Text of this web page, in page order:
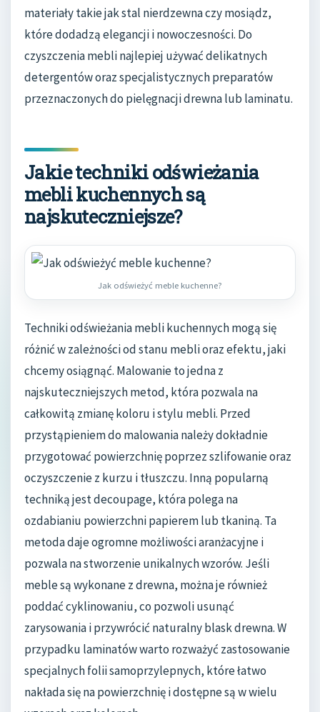
materiały takie jak stal nierdzewna czy mosiądz,
które dodadzą elegancji i nowoczesności. Do
czyszczenia mebli najlepiej używać delikatnych
detergentów oraz specjalistycznych preparatów
przeznaczonych do pielęgnacji drewna lub laminatu.
Jakie techniki odświeżania
mebli kuchennych są
najskuteczniejsze?
Jak odświeżyć meble kuchenne?
Techniki odświeżania mebli kuchennych mogą się
różnić w zależności od stanu mebli oraz efektu, jaki
chcemy osiągnąć. Malowanie to jedna z
najskuteczniejszych metod, która pozwala na
całkowitą zmianę koloru i stylu mebli. Przed
przystąpieniem do malowania należy dokładnie
przygotować powierzchnię poprzez szlifowanie oraz
oczyszczenie z kurzu i tłuszczu. Inną popularną
techniką jest decoupage, która polega na
ozdabianiu powierzchni papierem lub tkaniną. Ta
metoda daje ogromne możliwości aranżacyjne i
pozwala na stworzenie unikalnych wzorów. Jeśli
meble są wykonane z drewna, można je również
poddać cyklinowaniu, co pozwoli usunąć
zarysowania i przywrócić naturalny blask drewna. W
przypadku laminatów warto rozważyć zastosowanie
specjalnych folii samoprzylepnych, które łatwo
nakłada się na powierzchnię i dostępne są w wielu